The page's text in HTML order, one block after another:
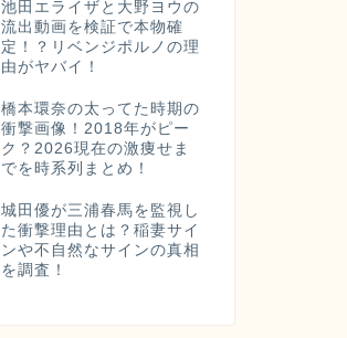
池田エライザと大野ヨウの
流出動画を検証で本物確
定！？リベンジポルノの理
由がヤバイ！
橋本環奈の太ってた時期の
衝撃画像！2018年がピー
ク？2026現在の激痩せま
でを時系列まとめ！
城田優が三浦春馬を監視し
た衝撃理由とは？稲妻サイ
ンや不自然なサインの真相
を調査！